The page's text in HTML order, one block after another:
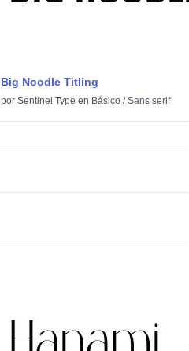
Big Noodle Titling
por Sentinel Type en Básico/Sans serif